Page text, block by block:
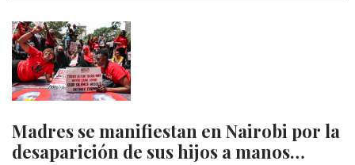
Madres se manifiestan en Nairobi por la
desaparición de sus hijos a manos…